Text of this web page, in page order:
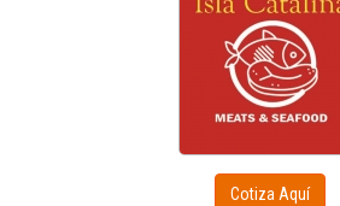
Cotiza Aquí